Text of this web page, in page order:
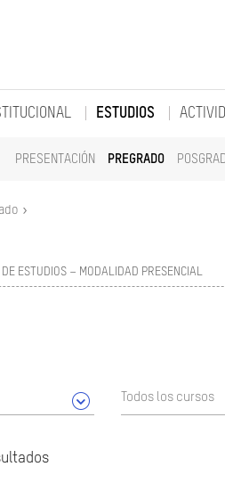
ESTUDIOS
PRESENTACIÓN PREGRADO
ESTUDIOS – MODALIDAD PRESENCIAL
Todos los cursos